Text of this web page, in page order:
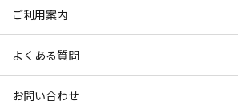
ご利用案内
よくある質問
お問い合わせ